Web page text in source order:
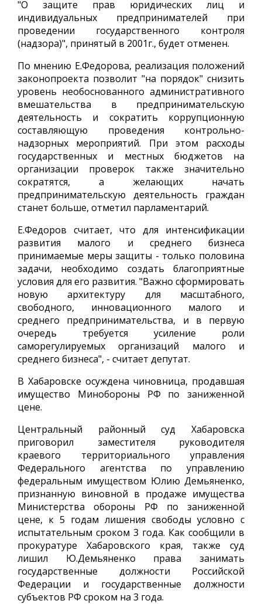
"О защите прав юридических лиц и
индивидуальных предпринимателей при
проведении государственного контроля
(надзора)", принятый в 2001г., будет отменен.
По мнению Е.Федорова, реализация положений
законопроекта позволит "на порядок" снизить
уровень необоснованного административного
вмешательства в предпринимательскую
деятельность и сократить коррупционную
составляющую проведения контрольно-
надзорных мероприятий. При этом расходы
государственных и местных бюджетов на
организации проверок также значительно
сократятся, а желающих начать
предпринимательскую деятельность граждан
станет больше, отметил парламентарий.
Е.Федоров считает, что для интенсификации
развития малого и среднего бизнеса
принимаемые меры защиты - только половина
задачи, необходимо создать благоприятные
условия для его развития. "Важно сформировать
новую архитектуру для масштабного,
свободного, инновационного малого и
среднего предпринимательства, и в первую
очередь требуется усиление роли
саморегулируемых организаций малого и
среднего бизнеса", - считает депутат.
В Хабаровске осуждена чиновница, продавшая
имущество Минобороны РФ по заниженной
цене.
Центральный районный суд Хабаровска
приговорил заместителя руководителя
краевого территориального управления
Федерального агентства по управлению
федеральным имуществом Юлию Демьяненко,
признанную виновной в продаже имущества
Министерства обороны РФ по заниженной
цене, к 5 годам лишения свободы условно с
испытательным сроком 3 года. Как сообщили в
прокуратуре Хабаровского края, также суд
лишил Ю.Демьяненко права занимать
государственные должности Российской
Федерации и государственные должности
субъектов РФ сроком на 3 года.